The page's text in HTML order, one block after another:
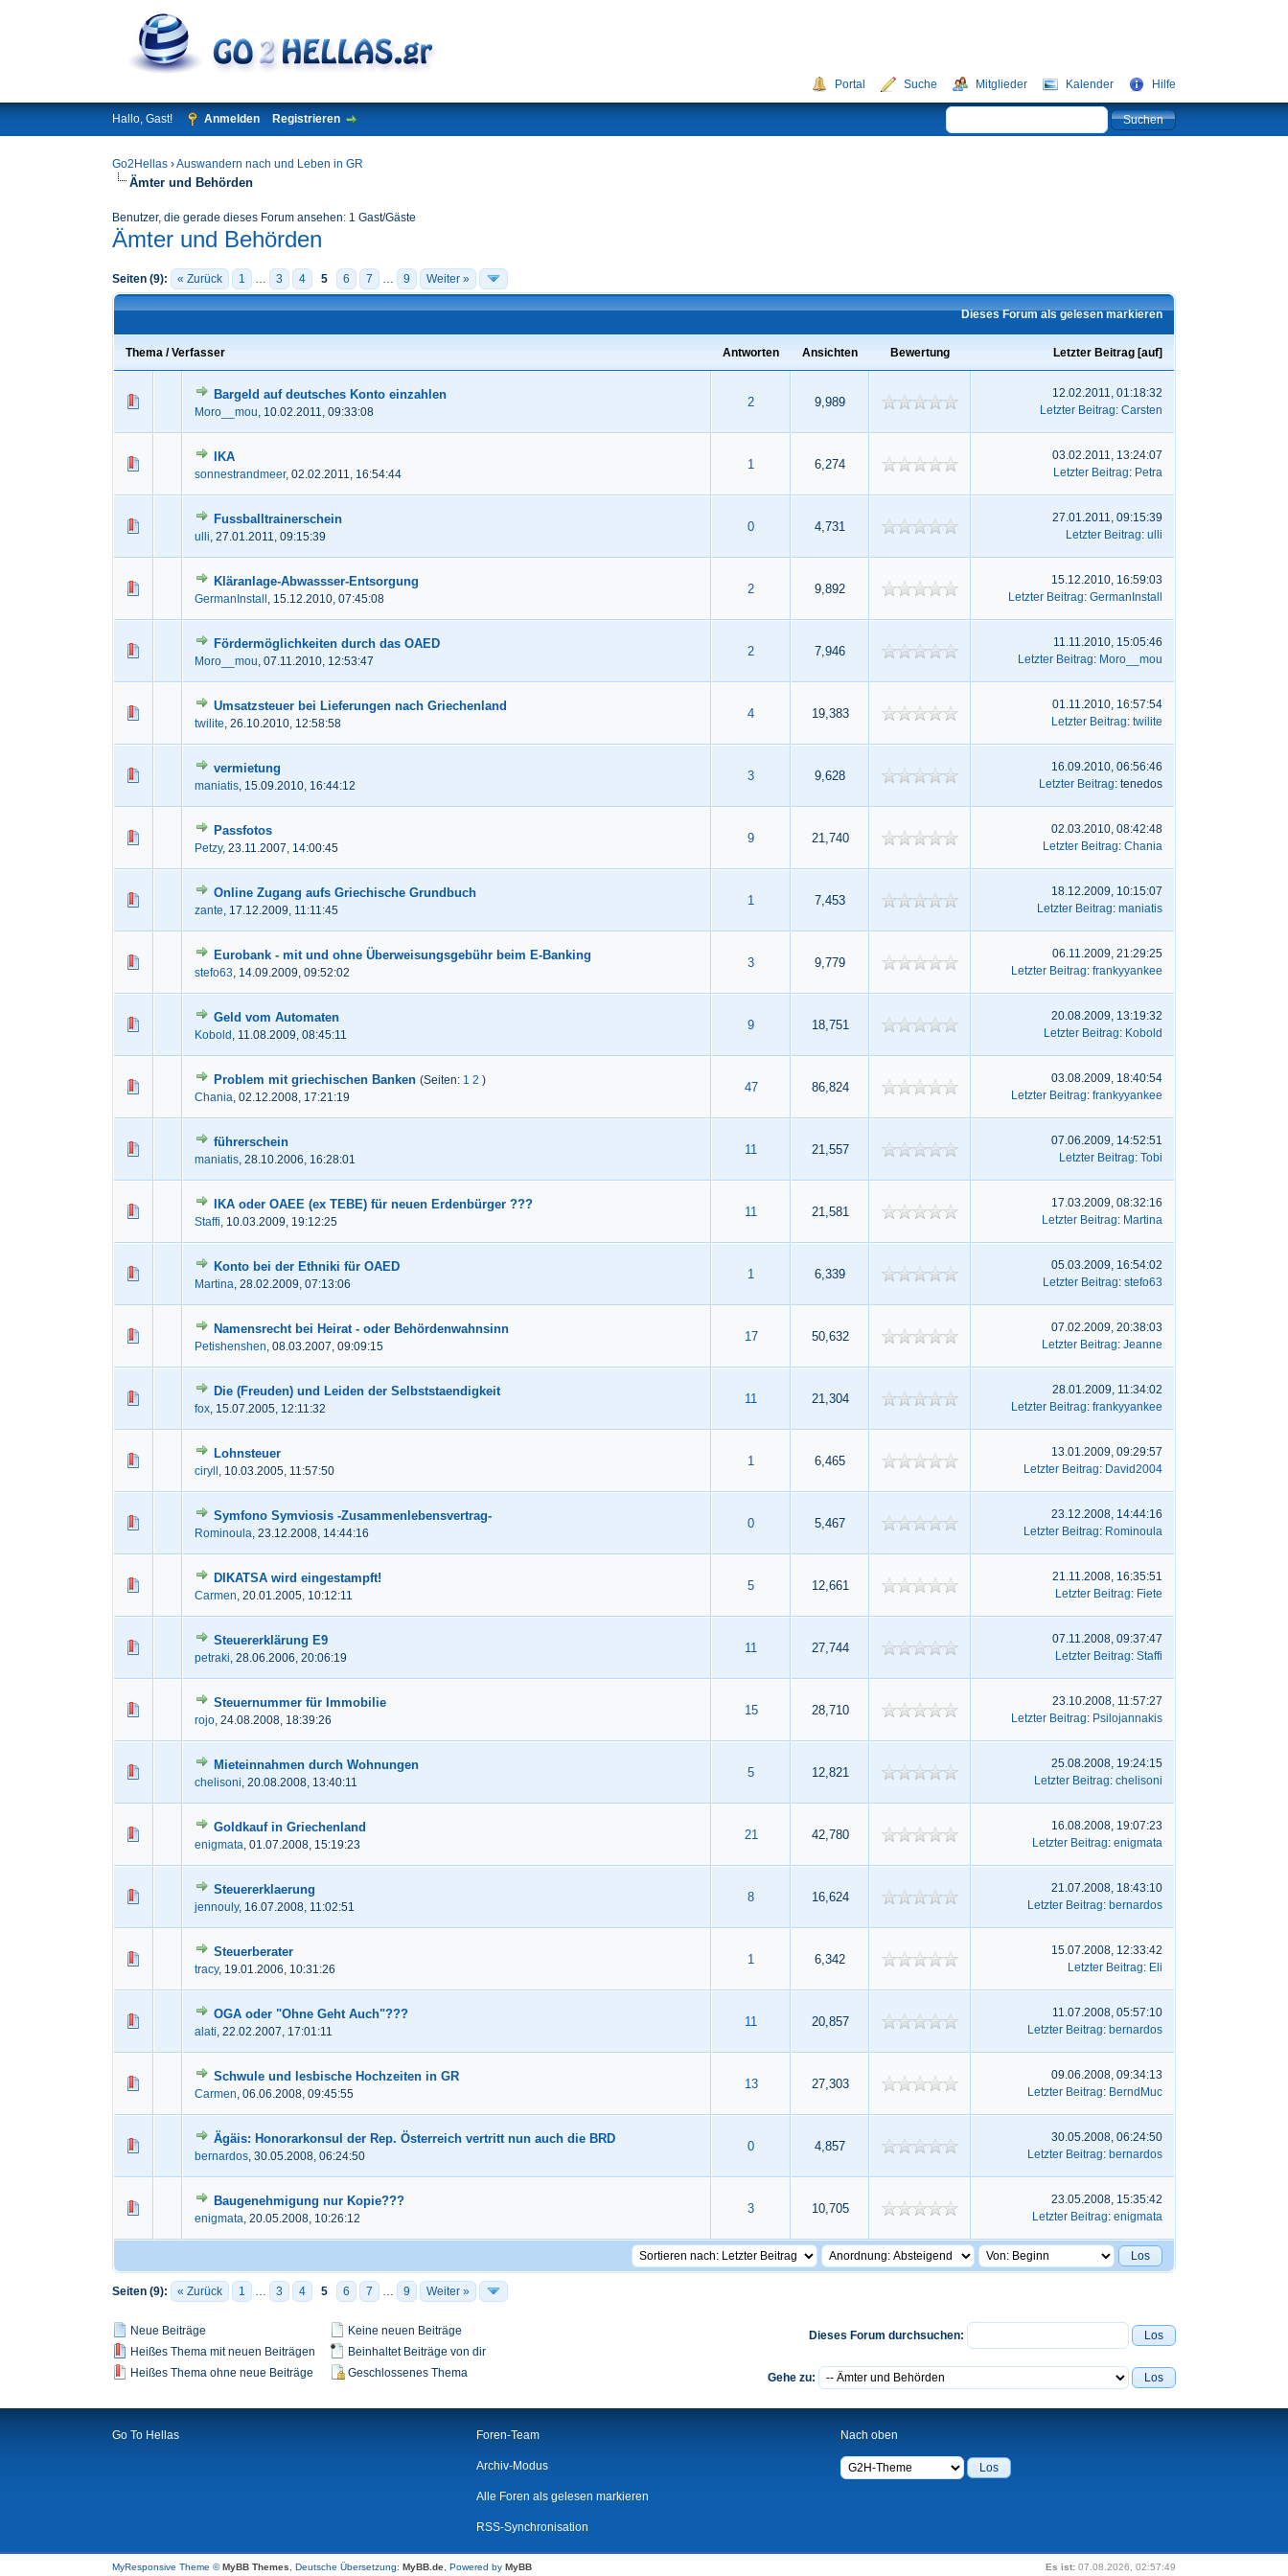
Portal Suche Mitglieder Kalender Hilfe
Hallo, Gast! Anmelden Registrieren
Go2Hellas ›Auswandern nach und Leben in GR
Ämter und Behörden
Benutzer, die gerade dieses Forum ansehen: 1 Gast/Gäste
Ämter und Behörden
Seiten (9): « Zurück 1 … 3 4 5 6 7 … 9 Weiter »
Dieses Forum als gelesen markieren
Thema /Verfasser Antworten Ansichten Bewertung Letzter Beitrag [auf]
Bargeld auf deutsches Konto einzahlen
Moro__mou, 10.02.2011, 09:33:08
2 9,989
0 Bewertung(en) - 0 von 5 durchschnittlich
12345
12.02.2011, 01:18:32
Letzter Beitrag: Carsten
IKA
sonnestrandmeer, 02.02.2011, 16:54:44
1 6,274
03.02.2011, 13:24:07
Letzter Beitrag: Petra
Fussballtrainerschein
ulli, 27.01.2011, 09:15:39
0 4,731
0 Bewertung(en) - 0 von 5 durchschnittlich
27.01.2011, 09:15:39
Letzter Beitrag: ulli
Kläranlage-Abwassser-Entsorgung
GermanInstall , 15.12.2010, 07:45:08
2 9,892
0 Bewertung(en) - 0 von 5 durchschnittlich
12
15.12.2010, 16:59:03
Letzter Beitrag: GermanInstall
Fördermöglichkeiten durch das OAED
Moro__mou, 07.11.2010, 12:53:47
2 7,946
0 Bewertung(en) - 0 von 5 durchschnittlich
12345
11.11.2010, 15:05:46
Letzter Beitrag: Moro__mou
Umsatzsteuer bei Lieferungen nach Griechenland
twilite, 26.10.2010, 12:58:58
4 19,383
0 Bewertung(en) - 0 von 5 durchschnittlich
12345
01.11.2010, 16:57:54
Letzter Beitrag: twilite
vermietung
maniatis, 15.09.2010, 16:44:12
3 9,628
16.09.2010, 06:56:46
Letzter Beitrag: tenedos
Passfotos
Petzy, 23.11.2007, 14:00:45
9 21,740
02.03.2010, 08:42:48
Letzter Beitrag: Chania
Online Zugang aufs Griechische Grundbuch
zante, 17.12.2009, 11:11:45
1 7,453
0 Bewertung(en) - 0 von 5 durchschnittlich
12345
18.12.2009, 10:15:07
Letzter Beitrag: maniatis
Eurobank - mit und ohne Überweisungsgebühr beim E-Banking
stefo63, 14.09.2009, 09:52:02
3 9,779
0 Bewertung(en) - 0 von 5 durchschnittlich
12345
06.11.2009, 21:29:25
Letzter Beitrag: frankyyankee
Geld vom Automaten
Kobold , 11.08.2009, 08:45:11
9 18,751
0 Bewertung(en) - 0 von 5 durchschnittlich
20.08.2009, 13:19:32
Letzter Beitrag: Kobold
Problem mit griechischen Banken (Seiten: 1 2 )
Chania, 02.12.2008, 17:21:19
47 86,824
0 Bewertung(en) - 0 von 5 durchschnittlich
12345
03.08.2009, 18:40:54
Letzter Beitrag: frankyyankee
führerschein
maniatis, 28.10.2006, 16:28:01
11 21,557
0 Bewertung(en) - 0 von 5 durchschnittlich
07.06.2009, 14:52:51
Letzter Beitrag: Tobi
IKA oder OAEE (ex TEBE) für neuen Erdenbürger ???
Staffi, 10.03.2009, 19:12:25
11 21,581
0 Bewertung(en) - 0 von 5 durchschnittlich
123 45
17.03.2009, 08:32:16
Letzter Beitrag: Martina
Konto bei der Ethniki für OAED
Martina, 28.02.2009, 07:13:06
1 6,339
0 Bewertung(en) - 0 von 5 durchschnittlich
05.03.2009, 16:54:02
Letzter Beitrag: stefo63
Namensrecht bei Heirat - oder Behördenwahnsinn
Petishenshen, 08.03.2007, 09:09:15
17 50,632
0 Bewertung(en) - 0 von 5 durchschnittlich
12345
07.02.2009, 20:38:03
Letzter Beitrag: Jeanne
Die (Freuden) und Leiden der Selbststaendigkeit
fox, 15.07.2005, 12:11:32
11 21,304
0 Bewertung(en) - 0 von 5 durchschnittlich
12345
28.01.2009, 11:34:02
Letzter Beitrag: frankyyankee
Lohnsteuer
ciryll , 10.03.2005, 11:57:50
1 6,465
13.01.2009, 09:29:57
Letzter Beitrag: David2004
Symfono Symviosis -Zusammenlebensvertrag-
Rominoula, 23.12.2008, 14:44:16
0 5,467
0 Bewertung(en) - 0 von 5 durchschnittlich
12345
23.12.2008, 14:44:16
Letzter Beitrag: Rominoula
DIKATSA wird eingestampft!
Carmen, 20.01.2005, 10:12:11
5 12,661
0 Bewertung(en) - 0 von 5 durchschnittlich
21.11.2008, 16:35:51
Letzter Beitrag: Fiete
Steuererklärung E9
petraki, 28.06.2006, 20:06:19
11 27,744
0 Bewertung(en) - 0 von 5 durchschnittlich
07.11.2008, 09:37:47
Letzter Beitrag: Staffi
Steuernummer für Immobilie
rojo, 24.08.2008, 18:39:26
15 28,710
0 Bewertung(en) - 0 von 5 durchschnittlich
23.10.2008, 11:57:27
Letzter Beitrag: Psilojannakis
Mieteinnahmen durch Wohnungen
chelisoni, 20.08.2008, 13:40:11
5 12,821
0 Bewertung(en) - 0 von 5 durchschnittlich
12
25.08.2008, 19:24:15
Letzter Beitrag: chelisoni
Goldkauf in Griechenland
enigmata, 01.07.2008, 15:19:23
21 42,780
0 Bewertung(en) - 0 von 5 durchschnittlich
16.08.2008, 19:07:23
Letzter Beitrag: enigmata
Steuererklaerung
jennouly, 16.07.2008, 11:02:51
8 16,624
0 Bewertung(en) - 0 von 5 durchschnittlich
21.07.2008, 18:43:10
Letzter Beitrag: bernardos
Steuerberater
tracy, 19.01.2006, 10:31:26
1 6,342
0 Bewertung(en) - 0 von 5 durchschnittlich
15.07.2008, 12:33:42
Letzter Beitrag: Eli
OGA oder "Ohne Geht Auch"???
alati, 22.02.2007, 17:01:11
11 20,857
0 Bewertung(en) - 0 von 5 durchschnittlich
11.07.2008, 05:57:10
Letzter Beitrag: bernardos
Schwule und lesbische Hochzeiten in GR
Carmen, 06.06.2008, 09:45:55
13 27,303
0 Bewertung(en) - 0 von 5 durchschnittlich
12 34 5
09.06.2008, 09:34:13
Letzter Beitrag: BerndMuc
Ägäis: Honorarkonsul der Rep. Österreich vertritt nun auch die BRD
bernardos, 30.05.2008, 06:24:50
0 4,857
0 Bewertung(en) - 0 von 5 durchschnittlich
12345
30.05.2008, 06:24:50
Letzter Beitrag: bernardos
Baugenehmigung nur Kopie???
enigmata, 20.05.2008, 10:26:12
3 10,705
0 Bewertung(en) - 0 von 5 durchschnittlich
23.05.2008, 15:35:42
Letzter Beitrag: enigmata
Seiten (9): « Zurück 1 … 3 4 5 6 7 … 9 Weiter »
Neue Beiträge
Heißes Thema mit neuen Beiträgen
Heißes Thema ohne neue Beiträge
Keine neuen Beiträge
Beinhaltet Beiträge von dir
Geschlossenes Thema
Dieses Forum durchsuchen:
Gehe zu:
Go To Hellas Foren-Team
Archiv-Modus
Alle Foren als gelesen markieren
RSS-Synchronisation
Nach oben
MyResponsive Theme ©MyBB Themes , Deutsche Übersetzung: MyBB.de , Powered by MyBB Es ist: 07.08.2026, 02:57:49